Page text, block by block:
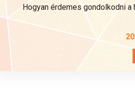
Hogyan érdemes gondolkodni